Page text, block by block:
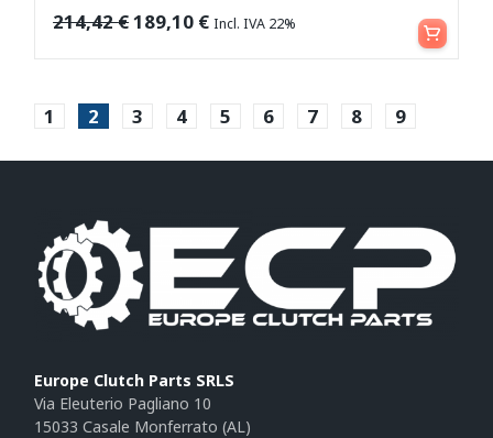
214,42€189,10 € Incl. IVA 22% Aggiungi al carrello
1 2 3 4 5 6 7 8 9
Europe Clutch Parts SRLS
Via Eleuterio Pagliano 10
15033 Casale Monferrato (AL)